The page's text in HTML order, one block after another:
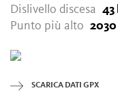
Dislivello discesa 43
Punto più alto 2030
SCARICA DATI GPX